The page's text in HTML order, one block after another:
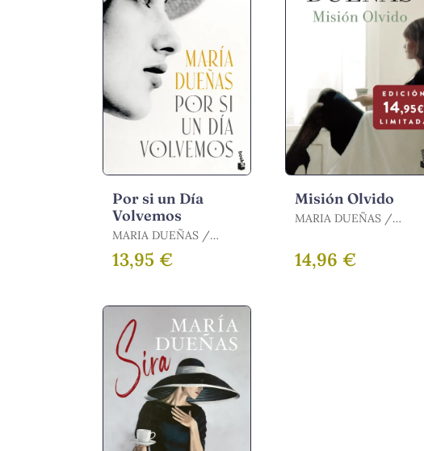
Por si un Día
Volvemos
MARIA DUEÑAS /
DUEÑAS, MARÍA
13,95 €
Misión Olvido
MARIA DUEÑAS /
14,96 €